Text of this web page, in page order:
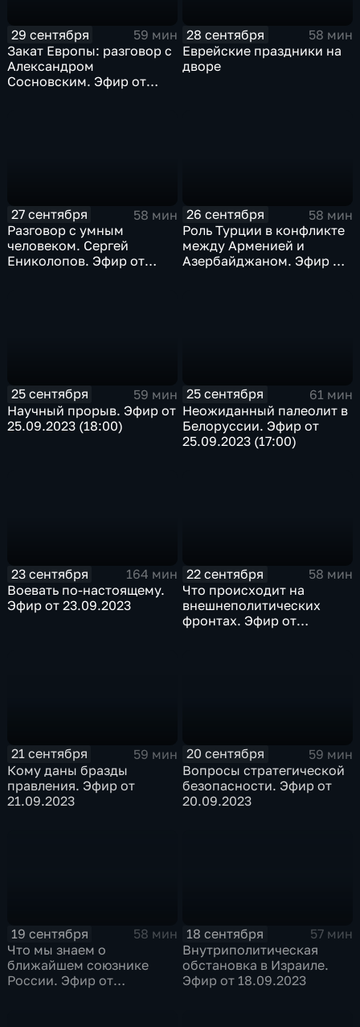
29 сентября
59 мин
Закат Европы: разговор с
Александром
Сосновским. Эфир от
28 сентября
58 мин
Еврейские праздники на
дворе
27 сентября
58 мин
Разговор с умным
человеком. Сергей
Ениколопов. Эфир от
26 сентября
58 мин
Роль Турции в конфликте
между Арменией и
Азербайджаном. Эфир от
25 сентября
59 мин
Научный прорыв. Эфир от
25.09.2023 (18:00)
25 сентября
61 мин
Неожиданный палеолит в
Белоруссии. Эфир от
25.09.2023 (17:00)
23 сентября
164 мин
Воевать по-настоящему.
Эфир от 23.09.2023
22 сентября
58 мин
Что происходит на
внешнеполитических
фронтах. Эфир от
21 сентября
59 мин
Кому даны бразды
правления. Эфир от
21.09.2023
20 сентября
59 мин
Вопросы стратегической
безопасности. Эфир от
20.09.2023
19 сентября
58 мин
Что мы знаем о
ближайшем союзнике
России. Эфир от
18 сентября
57 мин
Внутриполитическая
обстановка в Израиле.
Эфир от 18.09.2023